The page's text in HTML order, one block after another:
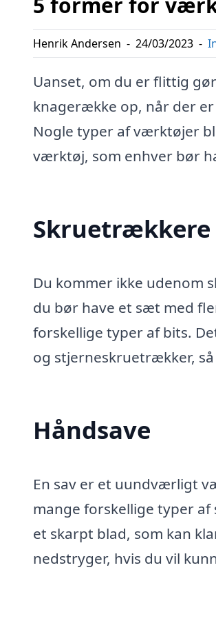
Henrik Andersen - 24/03/2023 -
Uanset, om du er flittig
knagerække op, når der
Nogle typer af værktøjer
værktøj, som enhver bør
Skruetrækkere
Du kommer ikke udenom
du bør have et sæt med
forskellige typer af bits.
og stjerneskruetrækker,
Håndsave
En sav er et uundværligt
mange forskellige typer
et skarpt blad, som kan
nedstryger, hvis du vil